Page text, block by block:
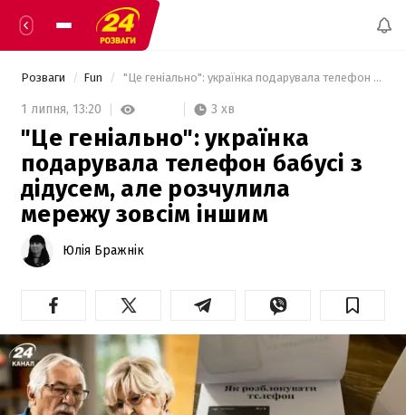
Розваги Fun "Це геніально": українка подарувала телефон бабусі з дідусем, але розчулила мережу зовсім іншим
1 липня, 13:20 3 хв
"Це геніально": українка
подарувала телефон бабусі з
дідусем, але розчулила
мережу зовсім іншим
Юлія Бражнік